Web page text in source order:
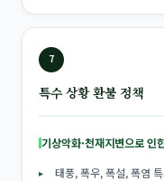
7
특수 상황 환불 정책
기상악화·천재지변으로 인
태풍, 폭우, 폭설, 폭염